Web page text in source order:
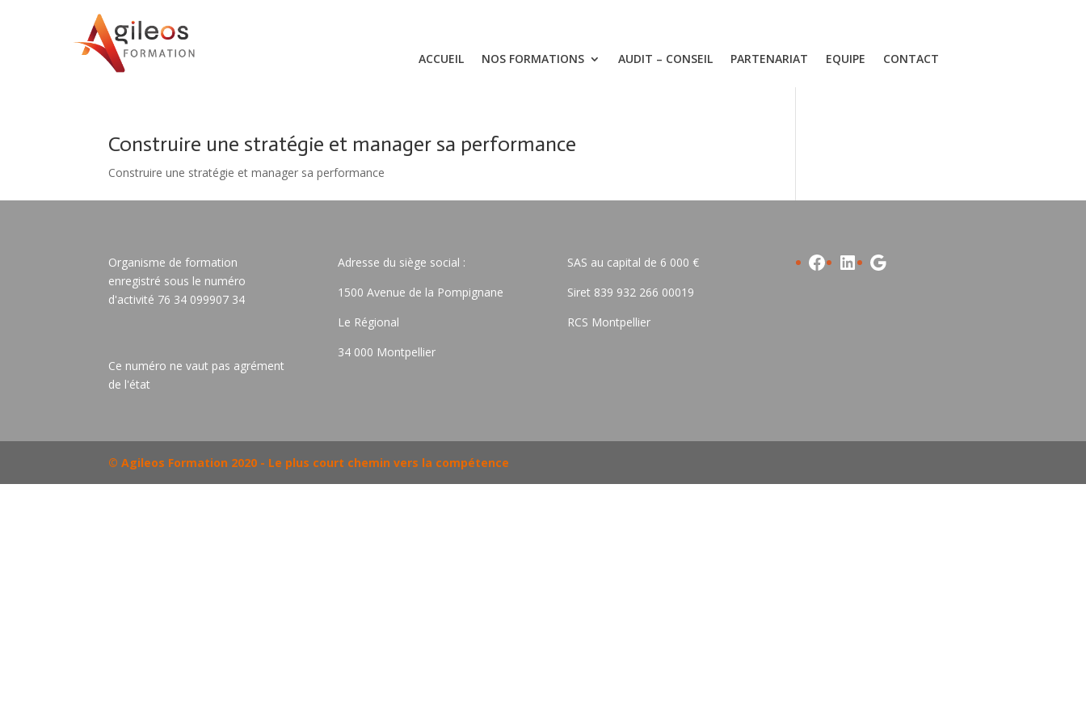
ACCUEIL NOS FORMATIONS AUDIT – CONSEIL PARTENARIAT EQUIPE CONTACT
Construire une stratégie et manager sa performance
Construire une stratégie et manager sa performance
Organisme de formation
enregistré sous le numéro
d'activité 76 34 099907 34
Ce numéro ne vaut pas agrément
de l'état
Adresse du siège social :
1500 Avenue de la Pompignane
Le Régional
34 000 Montpellier
SAS au capital de 6 000 €
Siret 839 932 266 00019
RCS Montpellier
Facebook
LinkedIn
Google
© Agileos Formation 2020 - Le plus court chemin vers la compétence